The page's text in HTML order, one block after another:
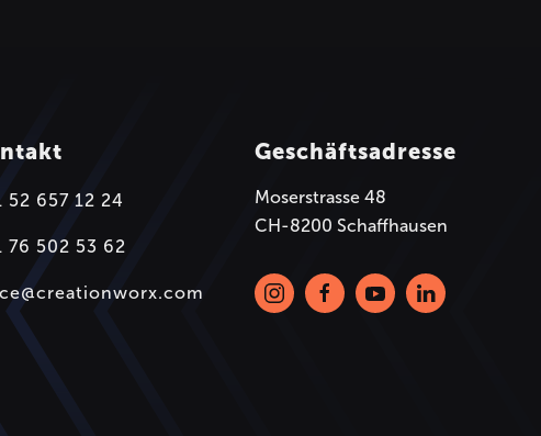
52 657 12 24
76 502 53 62
Geschäftsadresse
Moserstrasse 48
CH-8200 Schaffhausen